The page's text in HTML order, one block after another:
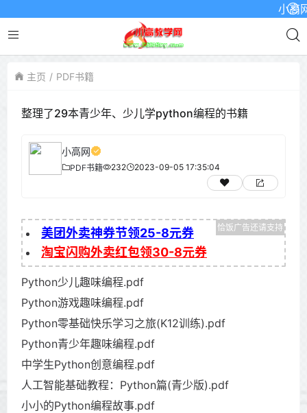
小高网
主页 PDF书籍
整理了29本青少年、少儿学python编程的书籍
小高网
PDF书籍 232 2023-09-05 17:35:04
美团外卖神券节领25-8元券
淘宝闪购外卖红包领30-8元券
Python少儿趣味编程.pdf
Python游戏趣味编程.pdf
Python零基础快乐学习之旅(K12训练).pdf
Python青少年趣味编程.pdf
中学生Python创意编程.pdf
人工智能基础教程：Python篇(青少版).pdf
小小的Python编程故事.pdf